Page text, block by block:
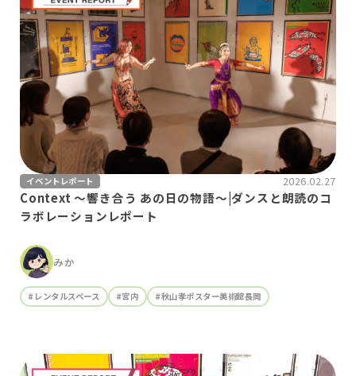
Context 〜響き合う あの日の物語〜|ダンスと朗読のコ
ラボレーションレポート
みか
イベントレポート 2026.02.27
#レンタルスペース #宮内 #秋山孝ポスター美術館長岡